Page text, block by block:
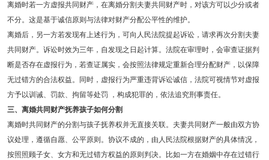
离婚时若一方虚报共同财产，在离婚分割夫妻共同财产时，对该方可以少分或者
不分。这是基于诚信原则与法律对财产分配公平性的维护。
离婚后，另一方若发现有上述行为，可向人民法院提起诉讼，请求再次分割夫妻
共同财产。诉讼时效为三年，自发现之日起计算。法院在审理时，会审查证据判
断是否存在虚报行为，若查证属实，会按照法律规定重新合理分配财产，以保障
无过错方的合法权益。同时，虚报行为严重违背诉讼诚信，法院可视情节对虚报
方予以训诫、罚款、拘留等处罚 ，构成犯罪的，依法追究刑事责任。
三、离婚共同财产抚养孩子如何分割
离婚时共同财产的分割与孩子抚养权并无直接关联。夫妻共同财产一般由双方协
议处理，遵循自愿、公平原则。协议不成的，由人民法院根据财产的具体情况，
按照照顾子女、女方和无过错方权益的原则判决。比如一方在婚姻中存在过错行